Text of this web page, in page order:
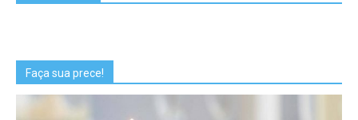
Faça sua prece!